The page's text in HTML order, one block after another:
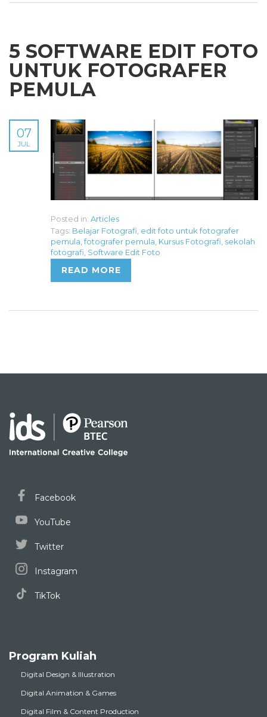
5 SOFTWARE EDIT FOTO
UNTUK FOTOGRAFER
PEMULA
07
JUL
Posted in: Articles
Tags: Belajar Fotografi, edit foto untuk fotografer
pemula,fotografer pemula, Kursus Fotografi, sekolah
fotografi, Software Edit Foto
READ MORE
Facebook
YouTube
Twitter
Instagram
TikTok
Program Kuliah
Digital Design & Illustration
Digital Animation & Games
Digital Film & Content Production